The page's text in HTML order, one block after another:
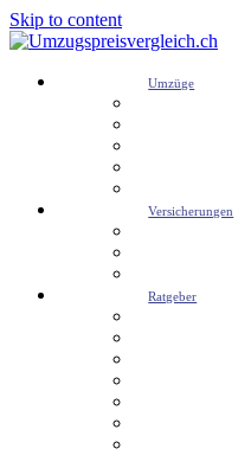
Skip to content
Umzüge
Versicherungen
Ratgeber